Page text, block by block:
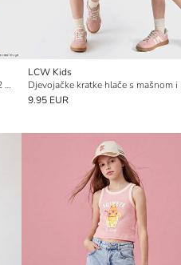
Kratke hlače za djevojčice, pakiranje od 2 komada
LCW Kids
9.95 EUR